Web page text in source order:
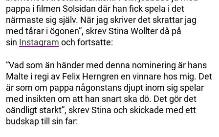
pappa i filmen Solsidan där han fick spela i det
närmaste sig själv. När jag skriver det skrattar jag
med tårar i ögonen”, skrev Stina Wollter då på
sin Instagram och fortsatte:
”Vad som än händer med denna nominering är hans
Malte i regi av Felix Herngren en vinnare hos mig. Det
är som om pappa någonstans djupt inom sig spelar
med insikten om att han snart ska dö. Det gör det
oändligt starkt”, skrev Stina och skickade med ett
budskap till sin far: